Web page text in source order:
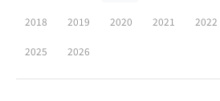
2018 2019 2020 2021 2022
2025 2026